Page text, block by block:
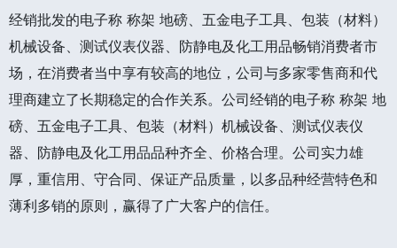
经销批发的电子称 称架 地磅、五金电子工具、包装（材料）
机械设备、测试仪表仪器、防静电及化工用品畅销消费者市
场，在消费者当中享有较高的地位，公司与多家零售商和代
理商建立了长期稳定的合作关系。公司经销的电子称 称架 地
磅、五金电子工具、包装（材料）机械设备、测试仪表仪
器、防静电及化工用品品种齐全、价格合理。公司实力雄
厚，重信用、守合同、保证产品质量，以多品种经营特色和
薄利多销的原则，赢得了广大客户的信任。